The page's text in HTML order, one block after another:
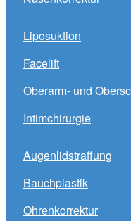
Liposuktion
Facelift
Oberarm- und
Intimchirurgie
Augenlidstraffung
Bauchplastik
Ohrenkorrektur